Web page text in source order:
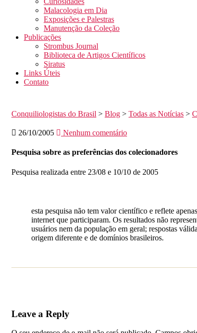
Malacologia em Dia
Exposições e Palestras
Manutenção da Coleção
Publicações
Strombus Journal
Biblioteca de Artigos Científicos
Siratus
Links Úteis
Contato
Conquiliologistas do Brasil > Blog > Todas as Notícias >
26/10/2005 Nenhum comentário
Pesquisa sobre as preferências dos colecionadores
Pesquisa realizada entre 23/08 e 10/10 de 2005
esta pesquisa não tem valor científico e reflete
internet que participaram. Os resultados não
usuários nem da população em geral; respostas
origem diferente e de domínios brasileiros.
Leave a Reply